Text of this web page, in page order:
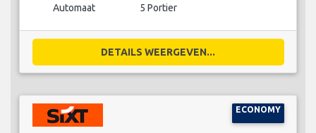
Automaat 5 Portier
DETAILS WEERGEVEN...
ECONOMY